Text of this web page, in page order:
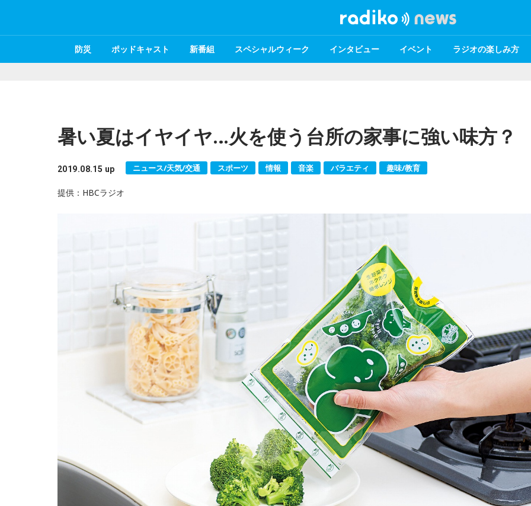
防災 ポッドキャスト 新番組 スペシャルウィーク インタビュー イベント ラジオの楽しみ方
暑い夏はイヤイヤ…火を使う台所の家事に強い味方？
2019.08.15 up ニュース/天気/交通 スポーツ 情報 音楽 バラエティ 趣味/教育
提供：HBCラジオ